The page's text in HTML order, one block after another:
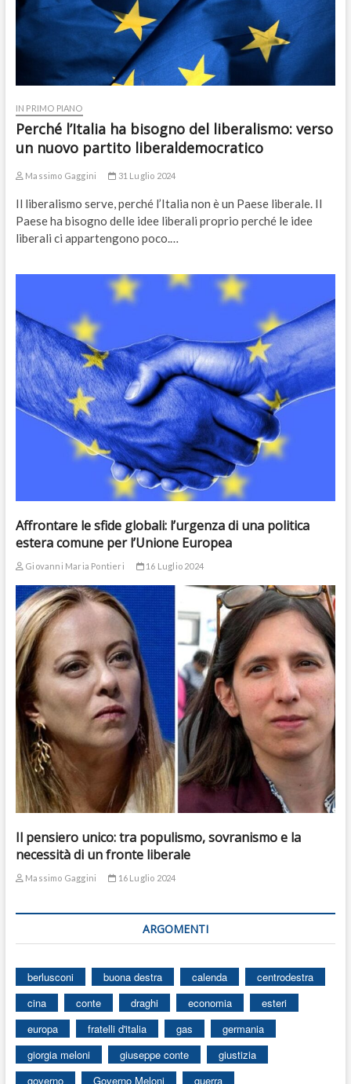
IN PRIMO PIANO
Perché l’Italia ha bisogno del liberalismo: verso
un nuovo partito liberaldemocratico
Massimo Gaggini 31 Luglio 2024
Il liberalismo serve, perché l’Italia non è un Paese liberale. Il
Paese ha bisogno delle idee liberali proprio perché le idee
liberali ci appartengono poco.…
Affrontare le sfide globali: l’urgenza di una politica
estera comune per l’Unione Europea
Giovanni Maria Pontieri 16 Luglio 2024
Il pensiero unico: tra populismo, sovranismo e la
necessità di un fronte liberale
Massimo Gaggini 16 Luglio 2024
ARGOMENTI
berlusconi buona destra calenda
centrodestra
cina
conte draghi economia
esteri
europa
fratelli d'italia gas
germania
giorgia meloni
giuseppe conte
giustizia
governo
Governo Meloni
guerra